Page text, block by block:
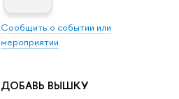
Сообщить о событии или
мероприятии
ДОБАВЬ ВЫШКУ